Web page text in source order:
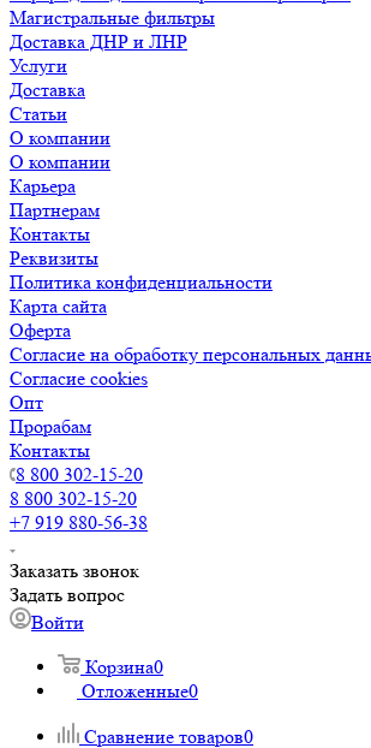
Магистральные фильтры
Доставка ДНР и ЛНР
Услуги
Доставка
Статьи
О компании
О компании
Карьера
Партнерам
Контакты
Реквизиты
Политика конфиденциальности
Карта сайта
Оферта
Согласие на обработку персональных
Согласие cookies
Опт
Прорабам
Контакты
8 800 302-15-20
8 800 302-15-20
+7 919 880-56-38
Заказать звонок
Задать вопрос
Войти
Корзина0
Отложенные0
Сравнение товаров0